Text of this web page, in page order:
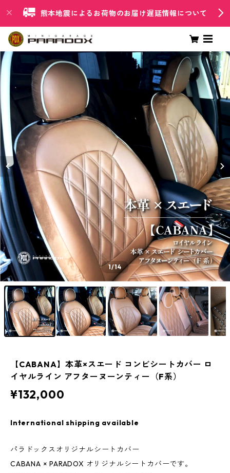
熊本地震によるお荷物のお届け遅延情報について
1/14
【CABANA】本革×スエード コンビシートカバー ロ
イヤルライン アフターヌーンティー（F系）
¥132,000
International shipping available
パラドックスオリジナルシートカバー
CABANA × PARADOX オリジナルシートカバーです。